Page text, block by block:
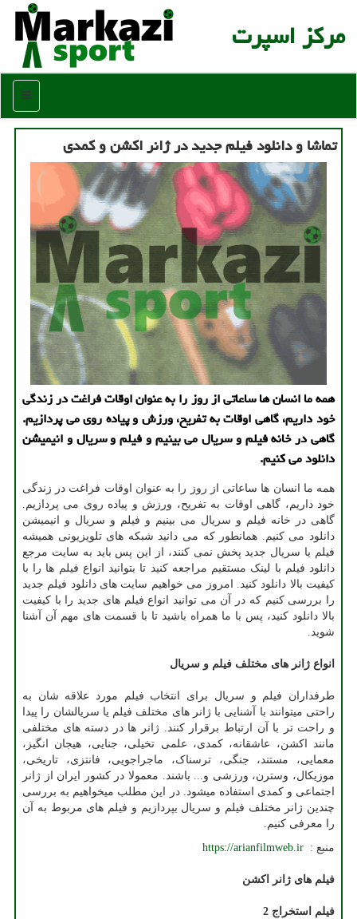
مركز اسپرت
منو
تماشا و دانلود فیلم جدید در ژانر اکشن و کمدی
همه ما انسان ها ساعاتی از روز را به عنوان اوقات فراغت در زندگی
خود داریم، گاهی اوقات به تفریح، ورزش و پیاده روی می پردازیم.
گاهی در خانه فیلم و سریال می بینیم و فیلم و سریال و انیمیشن
دانلود می کنیم.
همه ما انسان ها ساعاتی از روز را به عنوان اوقات فراغت در زندگی
خود داریم، گاهی اوقات به تفریح، ورزش و پیاده روی می پردازیم.
گاهی در خانه فیلم و سریال می بینیم و فیلم و سریال و انیمیشن
دانلود می کنیم. همانطور که می دانید شبکه های تلویزیونی همیشه
فیلم یا سریال جدید پخش نمی کنند، از این پس باید به سایت مرجع
دانلود فیلم با لینک مستقیم مراجعه کنید تا بتوانید انواع فیلم ها را با
کیفیت بالا دانلود کنید. امروز می خواهیم سایت های دانلود فیلم جدید
را بررسی کنیم که در آن می توانید انواع فیلم های جدید را با کیفیت
بالا دانلود کنید، پس با ما همراه باشید تا با قسمت های مهم آن آشنا
شوید.
انواع ژانر های مختلف فیلم و سریال
طرفداران فیلم و سریال برای انتخاب فیلم مورد علاقه شان به
راحتی میتوانند با آشنایی با ژانر های مختلف فیلم یا سریالشان را پیدا
و راحت تر با آن ارتباط برقرار کنند. ژانر ها در دسته های مختلفی
مانند اکشن، عاشقانه، کمدی، علمی تخیلی، جنایی، هیجان انگیز،
معمایی، مستند، جنگی، ترسناک، ماجراجویی، فانتزی، تاریخی،
موزیکال، وسترن، ورزشی و... باشند. معمولا در کشور ایران از ژانر
اجتماعی و کمدی استفاده میشود. در این مطلب میخواهیم به بررسی
چندین ژانر مختلف فیلم و سریال بپردازیم و فیلم های مربوط به آن
را معرفی کنیم.
منبع : https://arianfilmweb.ir
فیلم های ژانر اکشن
فیلم استخراج 2